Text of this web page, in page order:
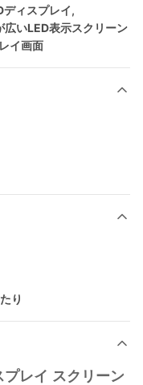
ィスプレイ,
広いLED表示スクリーン
イ画面
り
レイ スクリーン